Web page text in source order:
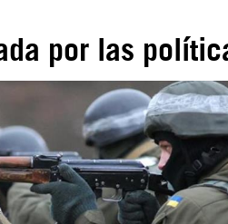
c/hispantv
y Viber: +98 921 79 29 404
como: hispan_tv
por las